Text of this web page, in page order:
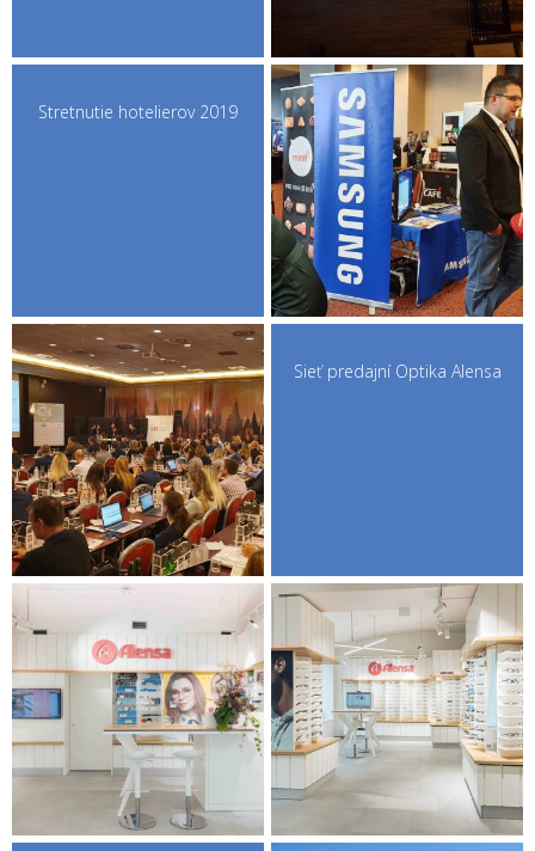
Stretnutie hotelierov 2019
Sieť predajní Optika Alensa